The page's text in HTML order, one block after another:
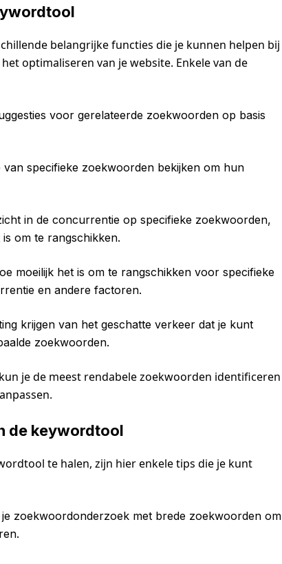
belangrijke functies die je kunnen helpen bij
optimaliseren van je website. Enkele van de
voor gerelateerde zoekwoorden op basis
specifieke zoekwoorden bekijken om hun
in de concurrentie op specifieke zoekwoorden,
om te rangschikken.
moeilijk het is om te rangschikken voor specifieke
en andere factoren.
krijgen van het geschatte verkeer dat je kunt
zoekwoorden.
je de meest rendabele zoekwoorden identificeren
de keywordtool
te halen, zijn hier enkele tips die je kunt
zoekwoordonderzoek met brede zoekwoorden om